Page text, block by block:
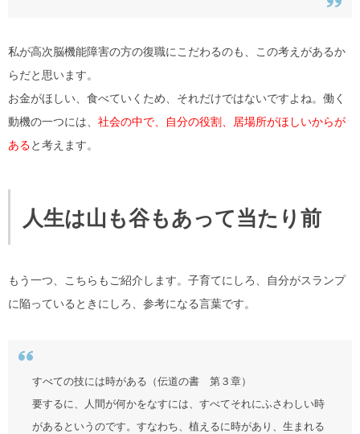
私が高次脳機能障害の方の復職にこだわるのも、この考えがあるか
らだと思います。
お金がほしい、食べていくため、それだけではないですよね。働く
動機の一つには、 社会の中で、自分の役割、居場所がほしいからが
あると考えます。
人生は山も谷もあって当たり前
もう一つ、こちらもご紹介します。子育てにしろ、自分がスランプ
に陥っているときにしろ、参考になる言葉です。
すべての技には時がある（伝道の書 第３章）
要するに、人間が何かをなすには、すべてそれにふさわしい時
があるというのです。すなわち、植えるに時があり、生まれる